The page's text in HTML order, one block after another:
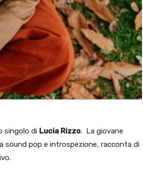
singolo di Lucia Rizzo. La giovane
sound pop e introspezione, racconta di